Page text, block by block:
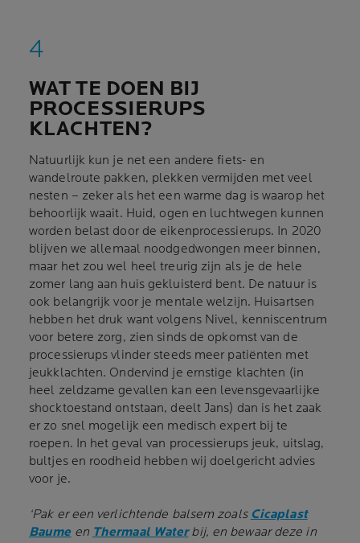
WAT TE DOEN BIJ
PROCESSIERUPS
KLACHTEN?
Natuurlijk kun je net een andere fiets- en
wandelroute pakken, plekken vermijden met veel
nesten – zeker als het een warme dag is waarop het
behoorlijk waait. Huid, ogen en luchtwegen kunnen
worden belast door de eikenprocessierups. In 2020
blijven we allemaal noodgedwongen meer binnen,
maar het zou wel heel treurig zijn als je de hele
zomer lang aan huis gekluisterd bent. De natuur is
ook belangrijk voor je mentale welzijn. Huisartsen
hebben het druk want volgens Nivel, kenniscentrum
voor betere zorg, zien sinds de opkomst van de
processierups vlinder steeds meer patiënten met
jeukklachten. Ondervind je ernstige klachten (in
heel zeldzame gevallen kan een levensgevaarlijke
shocktoestand ontstaan, deelt Jans) dan is het zaak
er zo snel mogelijk een medisch expert bij te
roepen. In het geval van processierups jeuk, uitslag,
bultjes en roodheid hebben wij doelgericht advies
voor je.
‘Pak er een verlichtende balsem zoals Cicaplast
Baume en Thermaal Waterbij, en bewaar deze in